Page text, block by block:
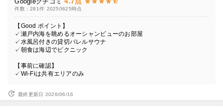
件数：281件 20250625時点
【Good ポイント】
✓瀬戸内海を眺めるオーシャンビューのお部屋
✓水風呂付きの貸切バレルサウナ
✓朝食は海辺でピクニック
【事前に確認】
✓Wi-Fiは共有エリアのみ
最終更新日 2026/06/16